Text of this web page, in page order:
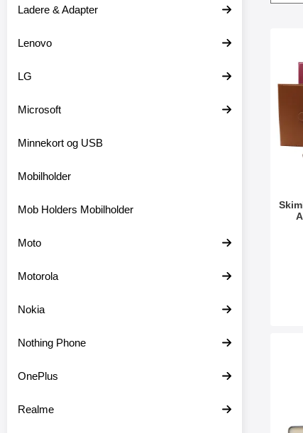
Ladere & Adapter
Lenovo
LG
Microsoft
Minnekort og USB
Mobilholder
Mob Holders Mobilholder
Moto
Motorola
Nokia
Nothing Phone
OnePlus
Realme
p
Merk